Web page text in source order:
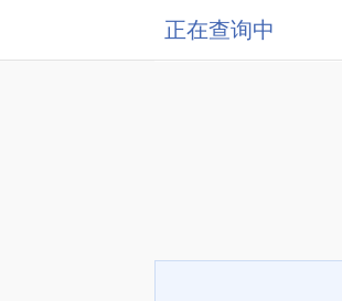
正在查询中